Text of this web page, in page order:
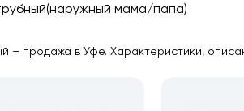
мама/папа)
– продажа в Уфе. Характеристики,